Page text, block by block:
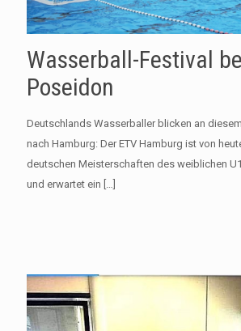
Wasserball-Festival
Poseidon
Deutschlands Wasserballer blicken an
nach Hamburg: Der ETV Hamburg ist von
deutschen Meisterschaften des weiblichen
und erwartet ein